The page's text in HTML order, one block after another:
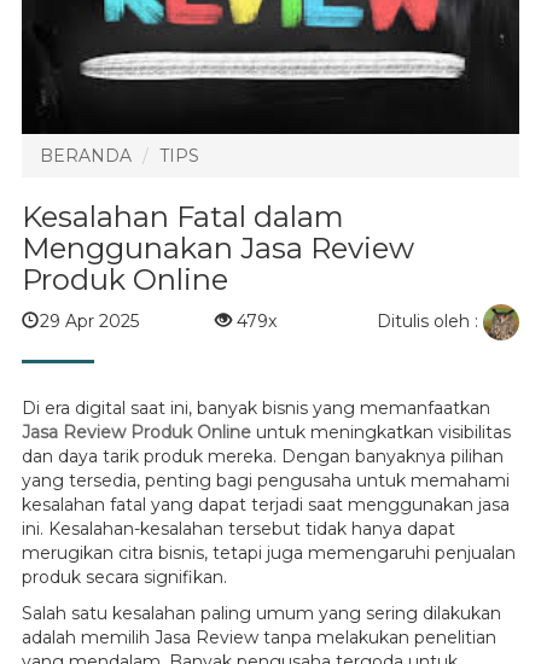
BERANDA TIPS
Kesalahan Fatal dalam
Menggunakan Jasa Review
Produk Online
29 Apr 2025 479x Ditulis oleh :
Di era digital saat ini, banyak bisnis yang memanfaatkan
Jasa Review Produk Onlineuntuk meningkatkan visibilitas
dan daya tarik produk mereka. Dengan banyaknya pilihan
yang tersedia, penting bagi pengusaha untuk memahami
kesalahan fatal yang dapat terjadi saat menggunakan jasa
ini. Kesalahan-kesalahan tersebut tidak hanya dapat
merugikan citra bisnis, tetapi juga memengaruhi penjualan
produk secara signifikan.
Salah satu kesalahan paling umum yang sering dilakukan
adalah memilih Jasa Review tanpa melakukan penelitian